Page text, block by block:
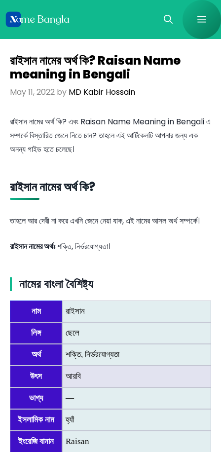
রাইসান নামের অর্থ কি? Raisan Name
meaning in Bengali
May 11, 2022 by MD Kabir Hossain
রাইসান নামের অর্থ কি? এবং Raisan Name Meaning in Bengali এ
সম্পর্কে বিস্তারিত জেনে নিতে চান? তাহলে এই আর্টিকেলটি আপনার জন্য এক
অনন্য গাইড হতে চলেছে।
রাইসান নামের অর্থ কি?
তাহলে আর দেরী না করে এখনি জেনে নেয়া যাক, এই নামের আসল অর্থ সম্পর্কে।
রাইসান নামের অর্থঃশক্তি, নির্ভরযোগ্যতা।
নামের বাংলা বৈশিষ্ট্য
নাম রাইসান
লিঙ্গ ছেলে
অর্থ শক্তি, নির্ভরযোগ্যতা
উৎস আরবি
ভাগ্য —
ইসলামিক নাম হ্যাঁ
ইংরেজি বানান Raisan